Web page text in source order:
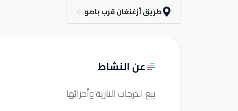
طريق أزغنغان قرب باصو
عن النشاط
بيع الدرجات النارية وأجزائها